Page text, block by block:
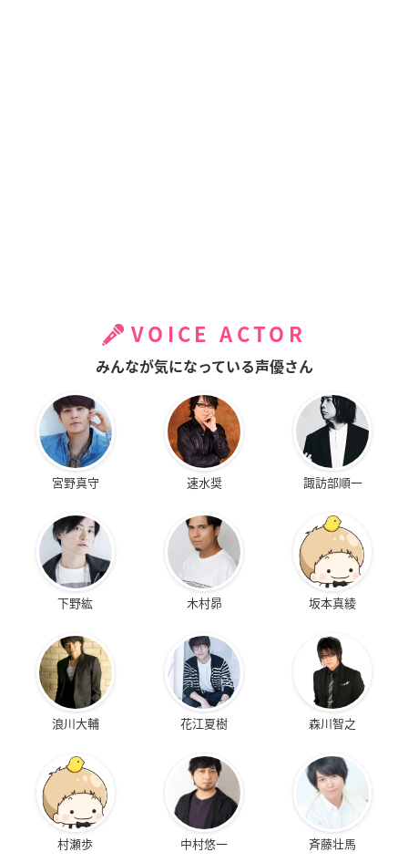
VOICE ACTOR
みんなが気になっている声優さん
宮野真守 速水奨 諏訪部順一
下野紘 木村昴 坂本真綾
浪川大輔 花江夏樹 森川智之
村瀬歩 中村悠一 斉藤壮馬